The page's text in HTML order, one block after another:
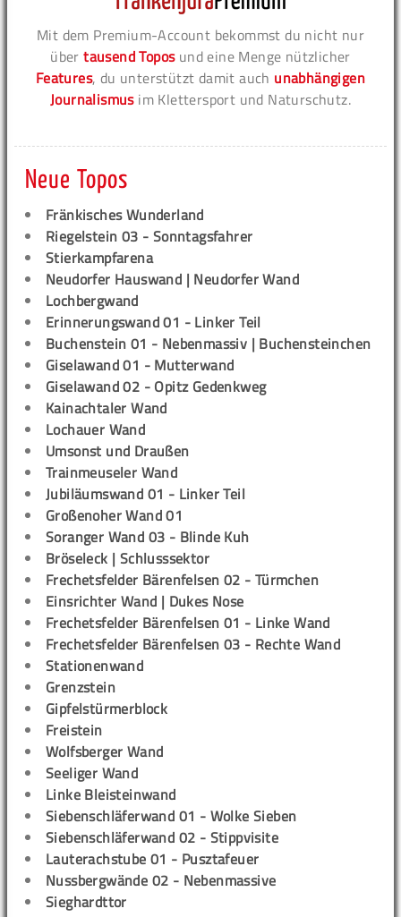
Mit dem Premium-Account bekommst du nicht nur
übertausend Toposund eine Menge nützlicher
Features, du unterstützt damit auch unabhängigen
Journalismusim Klettersport und Naturschutz.
Neue Topos
Fränkisches Wunderland
Riegelstein 03 - Sonntagsfahrer
Stierkampfarena
Neudorfer Hauswand | Neudorfer Wand
Lochbergwand
Erinnerungswand 01 - Linker Teil
Buchenstein 01 - Nebenmassiv | Buchensteinchen
Giselawand 01 - Mutterwand
Giselawand 02 - Opitz Gedenkweg
Kainachtaler Wand
Lochauer Wand
Umsonst und Draußen
Trainmeuseler Wand
Jubiläumswand 01 - Linker Teil
Großenoher Wand 01
Soranger Wand 03 - Blinde Kuh
Bröseleck | Schlusssektor
Frechetsfelder Bärenfelsen 02 - Türmchen
Einsrichter Wand | Dukes Nose
Frechetsfelder Bärenfelsen 01 - Linke Wand
Frechetsfelder Bärenfelsen 03 - Rechte Wand
Stationenwand
Grenzstein
Gipfelstürmerblock
Freistein
Wolfsberger Wand
Seeliger Wand
Linke Bleisteinwand
Siebenschläferwand 01 - Wolke Sieben
Siebenschläferwand 02 - Stippvisite
Lauterachstube 01 - Pusztafeuer
Nussbergwände 02 - Nebenmassive
Sieghardttor